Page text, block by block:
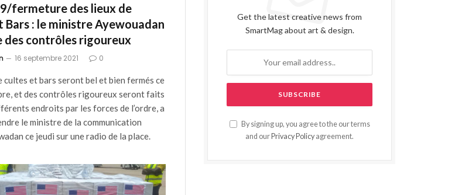
fermeture des lieux de
Bars : le ministre Ayewouadan
des contrôles rigoureux
16 septembre 2021 0
cultes et bars seront bel et bien fermés ce
et des contrôles rigoureux seront faits
endroits par les forces de l’ordre, a
le ministre de la communication
ce jeudi sur une radio de la place.
Get the latest creative news from
SmartMag about art & design.
By signing up, you agree to the our terms
and our Privacy Policy agreement.